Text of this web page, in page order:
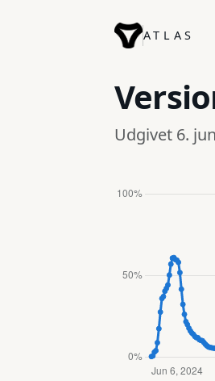
ATLAS
Udgivet 6.